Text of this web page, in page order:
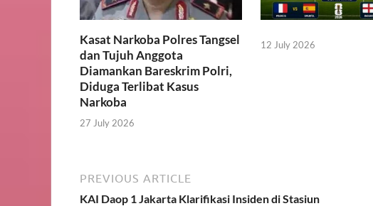
Kasat Narkoba Polres Tangsel
dan Tujuh Anggota
Diamankan Bareskrim Polri,
Diduga Terlibat Kasus
Narkoba
27 July 2026
12 July 2026
PREVIOUS ARTICLE
KAI Daop 1 Jakarta Klarifikasi Insiden di Stasiun